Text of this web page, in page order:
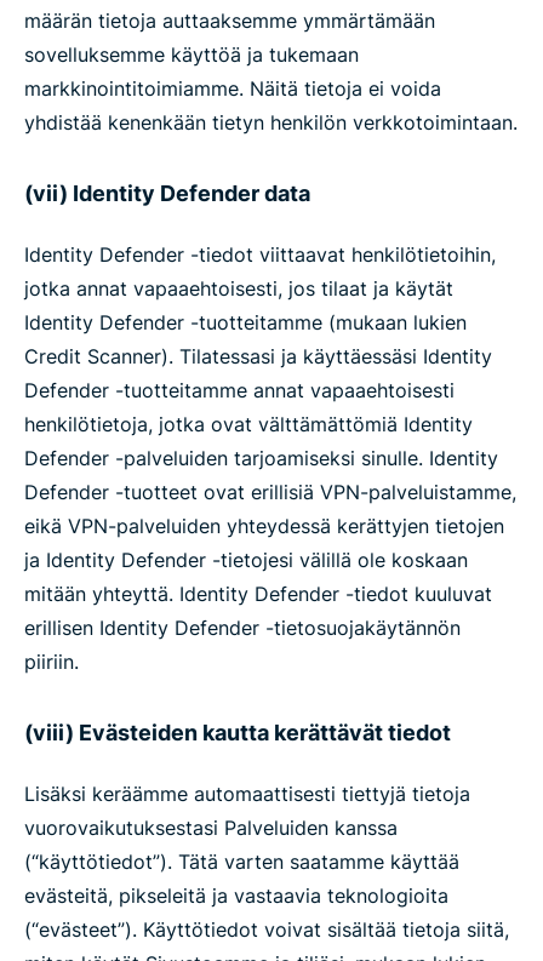
määrän tietoja auttaaksemme ymmärtämään
sovelluksemme käyttöä ja tukemaan
markkinointitoimiamme. Näitä tietoja ei voida
yhdistää kenenkään tietyn henkilön verkkotoimintaan.
(vii) Identity Defender data
Identity Defender -tiedot viittaavat henkilötietoihin,
jotka annat vapaaehtoisesti, jos tilaat ja käytät
Identity Defender -tuotteitamme (mukaan lukien
Credit Scanner). Tilatessasi ja käyttäessäsi Identity
Defender -tuotteitamme annat vapaaehtoisesti
henkilötietoja, jotka ovat välttämättömiä Identity
Defender -palveluiden tarjoamiseksi sinulle. Identity
Defender -tuotteet ovat erillisiä VPN-palveluistamme,
eikä VPN-palveluiden yhteydessä kerättyjen tietojen
ja Identity Defender -tietojesi välillä ole koskaan
mitään yhteyttä. Identity Defender -tiedot kuuluvat
erillisen Identity Defender -tietosuojakäytännön
piiriin.
(viii) Evästeiden kautta kerättävät tiedot
Lisäksi keräämme automaattisesti tiettyjä tietoja
vuorovaikutuksestasi Palveluiden kanssa
(“käyttötiedot”). Tätä varten saatamme käyttää
evästeitä, pikseleitä ja vastaavia teknologioita
(“evästeet”). Käyttötiedot voivat sisältää tietoja siitä,